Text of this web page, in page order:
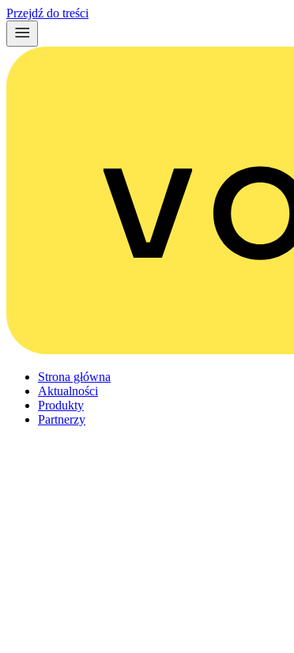
Przejdź do treści
Strona główna
Aktualności
Produkty
Partnerzy